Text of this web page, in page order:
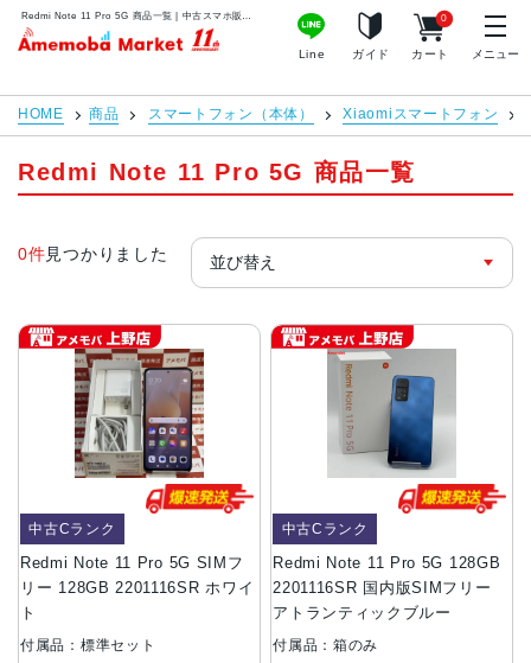
アメモバマーケット
Line ガイド カート
0
メニュー
HOME 商品 スマートフォン（本体） Xiaomiスマートフォン
Redmi Note 11 Pro 5G 商品一覧
0件見つかりました
Redmi Note 11 Pro 5G SIMフ
リー 128GB 2201116SR ホワイ
ト
中古Cランク
付属品：標準セット
Redmi Note 11 Pro 5G 128GB
2201116SR 国内版SIMフリー
アトランティックブルー
中古Cランク
付属品：箱のみ